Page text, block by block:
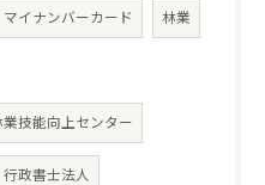
マイナンバーカード 林業
技能向上センター
行政書士法人